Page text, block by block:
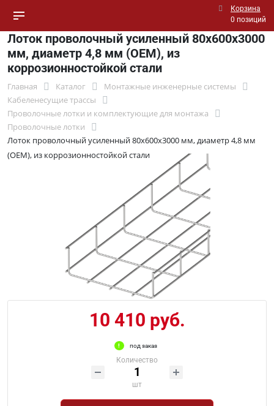
Корзина
0 позиций
Лоток проволочный усиленный 80х600х3000
мм, диаметр 4,8 мм (ОЕМ), из
коррозионностойкой стали
Главная Каталог
Монтажные инженерные системы
Кабеленесущие трассы
Проволочные лотки и комплектующие для монтажа
Проволочные лотки
Лоток проволочный усиленный 80х600х3000 мм, диаметр 4,8 мм
(ОЕМ), из коррозионностойкой стали
10 410 руб.
под заказ
Количество
шт